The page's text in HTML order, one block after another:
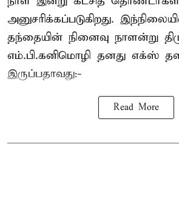
அனுசரிக்கப்படுகிறது.
தந்தையின் நினைவு நாளன்று
எம்.பி.கனிமொழி தனது எக்ஸ்
இருப்பதாவது:-
Read More